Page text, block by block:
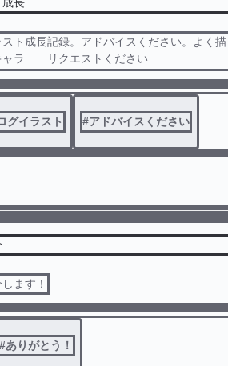
スト成長記録。アドバイスください。よく
ャラ リクエストください
などは、「自分流、お絵描き講座」の方
じ・カンヒュのリクエストは一つ一つ枠
してくださると嬉しいです。
グイラスト #アドバイスください
ます！
#ありがとう！